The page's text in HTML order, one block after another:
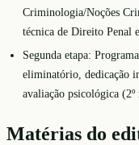
Criminologia/Noções
técnica de Direito Penal
Segunda etapa:
eliminatório, dedicação
avaliação psicológica (2º
Matérias do